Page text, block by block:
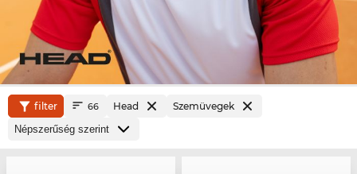
filter 66 Head Szemüvegek